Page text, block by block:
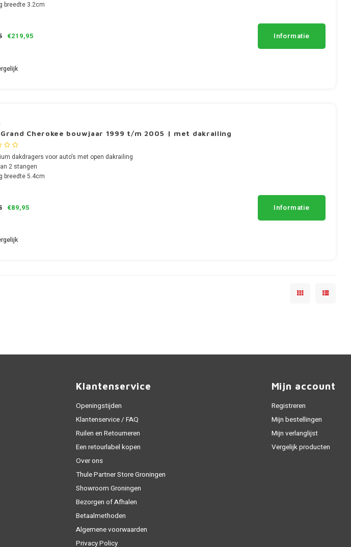
breedte 3.2cm
€219,95 Informatie
Grand Cherokee bouwjaar 1999 t/m 2005 | met dakrailing
dakdragers voor auto's met open dakrailing
2 stangen
breedte 5.4cm
€89,95 Informatie
Klantenservice
Openingstijden
Klantenservice / FAQ
Ruilen en Retourneren
Een retourlabel kopen
Over ons
Thule Partner Store Groningen
Showroom Groningen
Bezorgen of Afhalen
Betaalmethoden
Algemene voorwaarden
Privacy Policy
Mijn account
Registreren
Mijn bestellingen
Mijn verlanglijst
Vergelijk producten